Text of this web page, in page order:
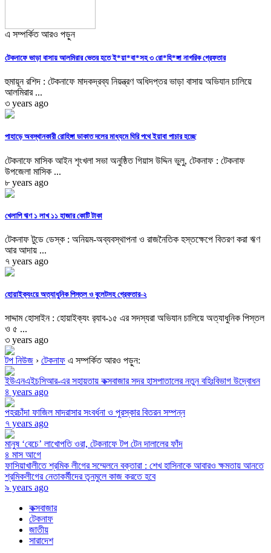
এ সম্পর্কিত আরও পড়ুন
টেকনাফে ভাড়া বাসায় আলমিরার ভেতর হতে ই*য়া*বা*সহ ৩ রো*হি*ঙ্গা নাগরিক গ্রেফতার
হুমায়ূন রশিদ : টেকনাফে মাদকদ্রব্য নিয়ন্ত্রণ অধিদপ্তর ভাড়া বাসায় অভিযান চালিয়ে
আলমিরার ...
৩ years ago
পাহাড়ে অবস্থানকারী রোহিঙ্গা ডাকাত দলের মাধ্যমে ঘিরি পথে ইয়াবা পাচার হচ্ছে
টেকনাফে মাসিক আইন শৃংখলা সভা অনুষ্ঠিত গিয়াস উদ্দিন ভুলু, টেকনাফ : টেকনাফ
উপজেলা মাসিক ...
৮ years ago
খেলাপি ঋণ ১ লাখ ১১ হাজার কোটি টাকা
টেকনাফ টুডে ডেস্ক : অনিয়ম-অব্যবস্থাপনা ও রাজনৈতিক হস্তক্ষেপে বিতরণ করা ঋণ
আর আদায় ...
৭ years ago
হোয়াইক্যংয়ে অত্যাধুনিক পিস্তল ও বুলেটসহ গ্রেফতার-২
সাদ্দাম হোসাইন : হোয়াইক্যং র‌্যাব-১৫ এর সদস্যরা অভিযান চালিয়ে অত্যাধুনিক পিস্তল
ও ৫ ...
৩ years ago
টপ নিউজ › টেকনাফ এ সম্পর্কিত আরও পড়ুন:
ইউএনএইচসিআর-এর সহায়তায় কক্সবাজার সদর হাসপাতালের নতুন বহিঃবিভাগ উদ্বোধন
৪ years ago
পহরচাঁদা ফাজিল মাদরাসার সংবর্ধনা ও পুরস্কার বিতরন সম্পন্ন
৭ years ago
মানুষ ‘বেচে’ লাখোপতি ওরা, টেকনাফে টপ টেন দালালের ফাঁদ
৪ মাস আগে
ফাসিয়াখালীতে শ্রমিক লীগের সম্মেলনে বক্তারা : শেখ হাসিনাকে আবারও ক্ষমতায় আনতে
শ্রমিকলীগের নেতাকর্মীদের তৃনমুলে কাজ করতে হবে
৯ years ago
কক্সবাজার
টেকনাফ
জাতীয়
সারাদেশ